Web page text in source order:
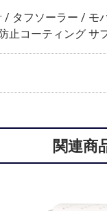
/ タフソーラー / モ
止コーティング サ
関連商